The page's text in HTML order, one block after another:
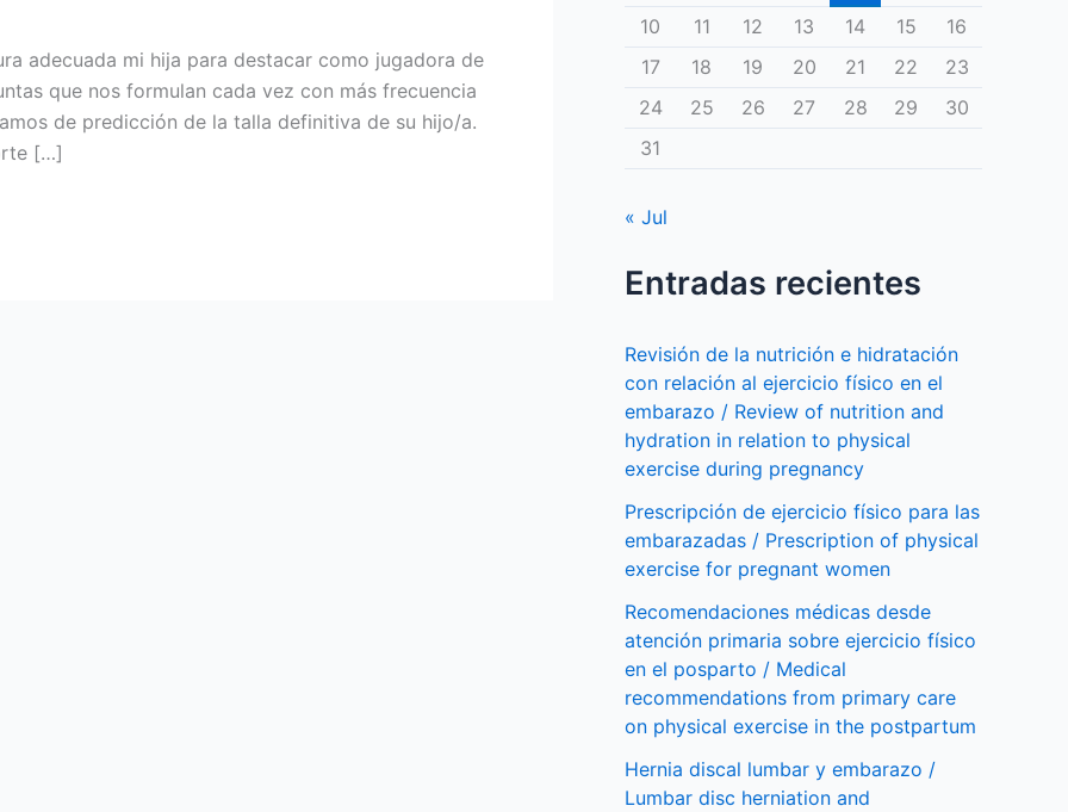
adecuada mi hija para destacar como jugadora de
que nos formulan cada vez con más frecuencia
de predicción de la talla definitiva de su hijo/a.
[…]
10
11 12 13 14 15
16
17
18 19 20 21 22
23
24
25 26 27 28 29
30
31
« Jul
Entradas recientes
Revisión de la nutrición e hidratación
con relación al ejercicio físico en el
embarazo / Review of nutrition and
hydration in relation to physical
exercise during pregnancy
Prescripción de ejercicio físico para las
embarazadas / Prescription of physical
exercise for pregnant women
Recomendaciones médicas desde
atención primaria sobre ejercicio físico
en el posparto / Medical
recommendations from primary care
on physical exercise in the postpartum
Hernia discal lumbar y embarazo /
Lumbar disc herniation and